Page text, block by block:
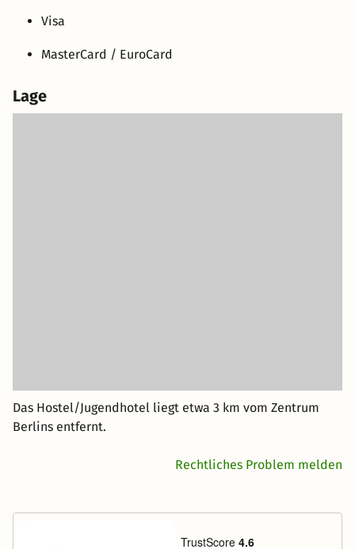
Visa
MasterCard / EuroCard
Lage
Das Hostel/Jugendhotel liegt etwa 3 km vom Zentrum
Berlins entfernt.
Rechtliches Problem melden